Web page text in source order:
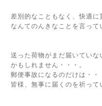
差別的なこともなく、快適に
なんてのんきなことを言って
送った荷物がまだ届いてい
かもしれません・・・。
郵便事故になるのだけは・・
皆様、無事に届くのを祈って